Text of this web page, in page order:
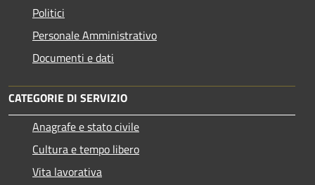
Politici
Personale Amministrativo
Documenti e dati
CATEGORIE DI SERVIZIO
Anagrafe e stato civile
Cultura e tempo libero
Vita lavorativa